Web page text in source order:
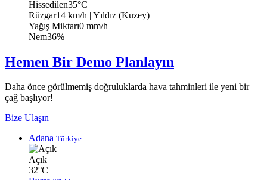
Hissedilen35°C
Rüzgar14 km/h | Yıldız (Kuzey)
Yağış Miktarı0 mm/h
Nem36%
Hemen Bir Demo Planlayın
Daha önce görülmemiş doğruluklarda hava tahminleri ile yeni bir
çağ başlıyor!
Bize Ulaşın
Adana Türkiye
Açık
32°C